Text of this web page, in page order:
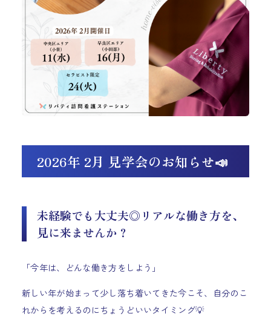
2026年 2月 見学会のお知らせ📣
未経験でも大丈夫◎リアルな働き方を、
見に来ませんか？
「今年は、どんな働き方をしよう」
新しい年が始まって少し落ち着いてきた今こそ、自分のこ
れからを考えるのにちょうどいいタイミング💡